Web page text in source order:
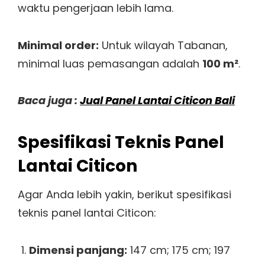
waktu pengerjaan lebih lama.
Minimal order: Untuk wilayah Tabanan,
minimal luas pemasangan adalah 100 m².
Baca juga : Jual Panel Lantai Citicon Bali
Spesifikasi Teknis Panel
Lantai Citicon
Agar Anda lebih yakin, berikut spesifikasi
teknis panel lantai Citicon:
Dimensi panjang: 147 cm; 175 cm; 197